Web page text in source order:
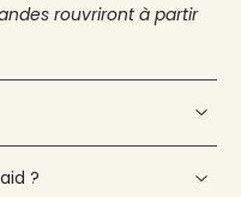
rouvriront à partir
?